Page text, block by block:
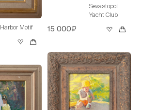
Harbor Motif
Sevastopol
Yacht Club
15 000₽